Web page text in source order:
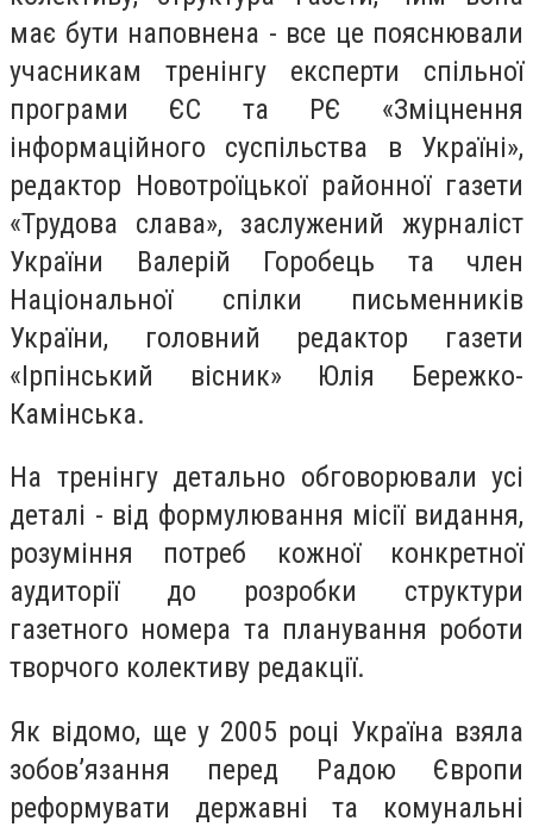
має бути наповнена - все це пояснювали
учасникам тренінгу експерти спільної
програми ЄС та РЄ «Зміцнення
інформаційного суспільства в Україні»,
редактор Новотроїцької районної газети
«Трудова слава», заслужений журналіст
України Валерій Горобець та член
Національної спілки письменників
України, головний редактор газети
«Ірпінський вісник» Юлія Бережко-
Камінська.
На тренінгу детально обговорювали усі
деталі - від формулювання місії видання,
розуміння потреб кожної конкретної
аудиторії до розробки структури
газетного номера та планування роботи
творчого колективу редакції.
Як відомо, ще у 2005 році Україна взяла
зобов’язання перед Радою Європи
реформувати державні та комунальні